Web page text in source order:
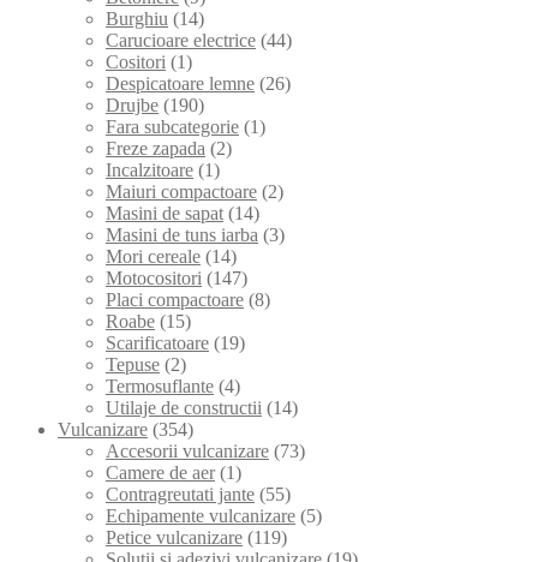
Burghiu (14)
Carucioare electrice (44)
Cositori (1)
Despicatoare lemne (26)
Drujbe (190)
Fara subcategorie (1)
Freze zapada (2)
Incalzitoare (1)
Maiuri compactoare (2)
Masini de sapat (14)
Masini de tuns iarba (3)
Mori cereale (14)
Motocositori (147)
Placi compactoare (8)
Roabe (15)
Scarificatoare (19)
Tepuse (2)
Termosuflante (4)
Utilaje de constructii (14)
Vulcanizare (354)
Accesorii vulcanizare (73)
Camere de aer (1)
Contragreutati jante (55)
Echipamente vulcanizare (5)
Petice vulcanizare (119)